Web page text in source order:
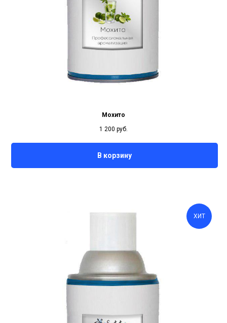
Мохито
1 200 руб.
В корзину
ХИТ